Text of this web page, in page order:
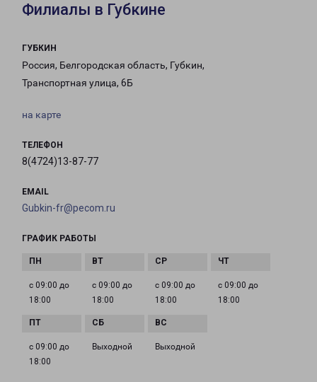
Филиалы в Губкине
ГУБКИН
Россия, Белгородская область, Губкин,
Транспортная улица, 6Б
на карте
ТЕЛЕФОН
8(4724)13-87-77
EMAIL
Gubkin-fr@pecom.ru
ГРАФИК РАБОТЫ
с 09:00 до
18:00
с 09:00 до
18:00
с 09:00 до
18:00
с 09:00 до
18:00
с 09:00 до
18:00
Выходной Выходной